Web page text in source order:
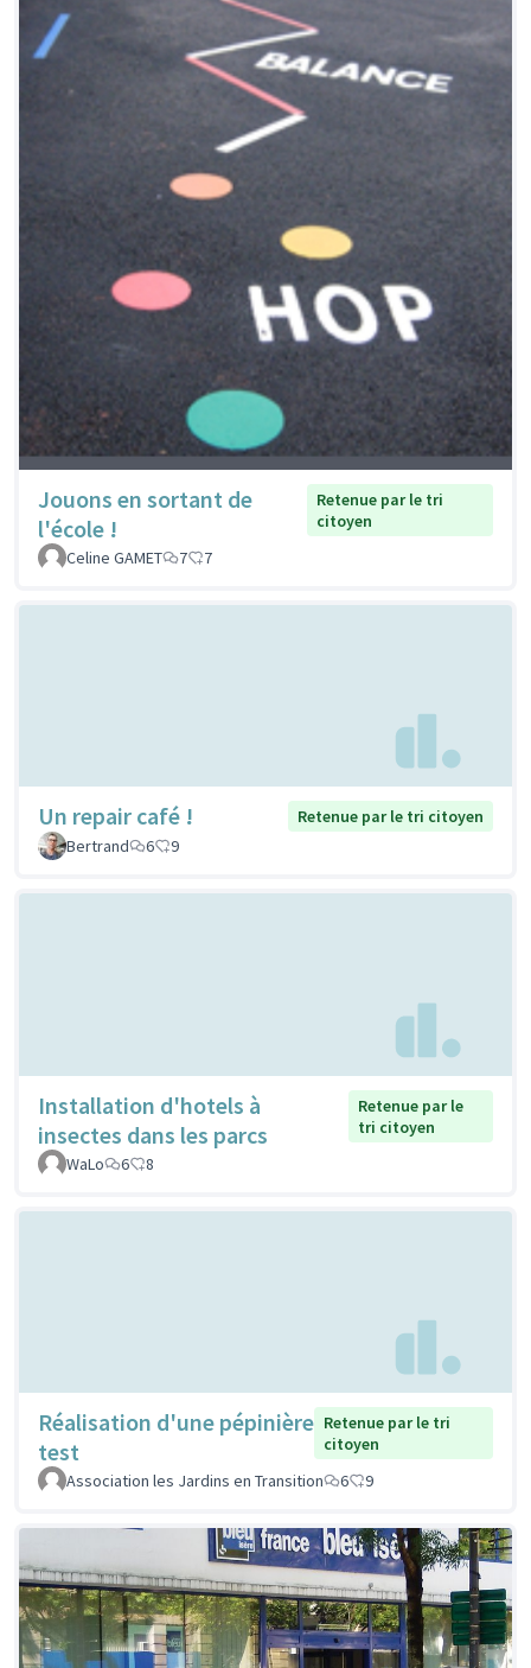
Jouons en sortant de
l'école !
Retenue par le tri
citoyen
Celine GAMET
7 7
Un repair café !
Retenue par le tri citoyen
Bertrand
6 9
Installation d'hotels à
insectes dans les parcs
Retenue par le
tri citoyen
WaLo
6 8
Réalisation d'une pépinière
test
Retenue par le tri
citoyen
Association les Jardins en Transition
6 9